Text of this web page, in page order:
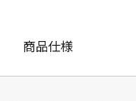
商品仕様